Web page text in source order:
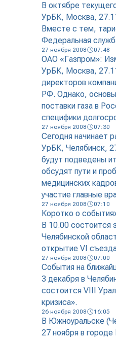
В октябре
УрБК, Москва,
Вместе с тем,
Федеральная
27 ноября 2008 07:48
ОАО «Газпром»:
УрБК, Москва,
директоров
РФ. Однако,
поставки газа в
специфики
27 ноября 2008 07:30
Сегодня начинает
УрБК, Челябинск,
будут подведены
обсудят пути и
медицинских
участие главные
27 ноября 2008 07:10
Коротко о
В 10.00 состоится
Челябинской
открытие VI
27 ноября 2008 07:00
События на
3 декабря в
состоится VIII
кризиса».
26 ноября 2008 16:05
В Южноуральске
27 ноября в